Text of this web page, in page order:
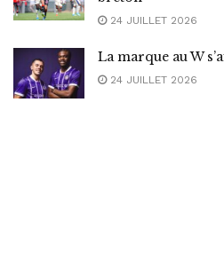
24 JUILLET 2026
La marque au W
24 JUILLET 2026